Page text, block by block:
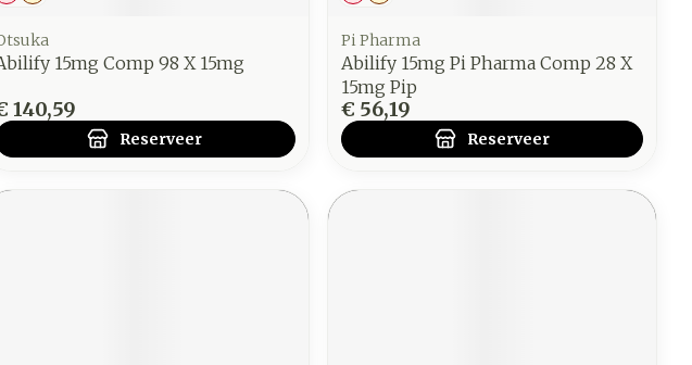
15mg Comp 98 X 15mg
140,59
Reserveer
Pi Pharma
Abilify 15mg Pi Pharma Comp 28 X
15mg Pip
€ 56,19
Reserveer